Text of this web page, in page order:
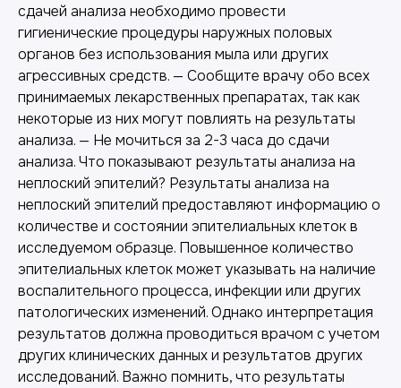
сдачей анализа необходимо провести
гигиенические процедуры наружных половых
органов без использования мыла или других
агрессивных средств. — Сообщите врачу обо всех
принимаемых лекарственных препаратах, так как
некоторые из них могут повлиять на результаты
анализа. — Не мочиться за 2-3 часа до сдачи
анализа. Что показывают результаты анализа на
неплоский эпителий? Результаты анализа на
неплоский эпителий предоставляют информацию о
количестве и состоянии эпителиальных клеток в
исследуемом образце. Повышенное количество
эпителиальных клеток может указывать на наличие
воспалительного процесса, инфекции или других
патологических изменений. Однако интерпретация
результатов должна проводиться врачом с учетом
других клинических данных и результатов других
исследований. Важно помнить, что результаты